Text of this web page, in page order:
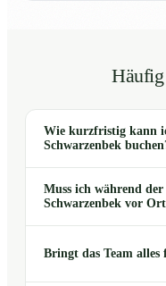
Häufig
Wie kurzfristig kann
Schwarzenbek
Muss ich während
Schwarzenbek vor
Bringt das Team